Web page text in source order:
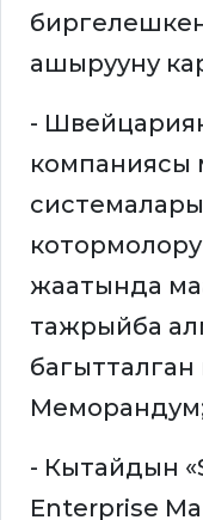
ашырууну
-
компаниясы
жаатында
тажрыйба
- Кытайдын
Enterprise